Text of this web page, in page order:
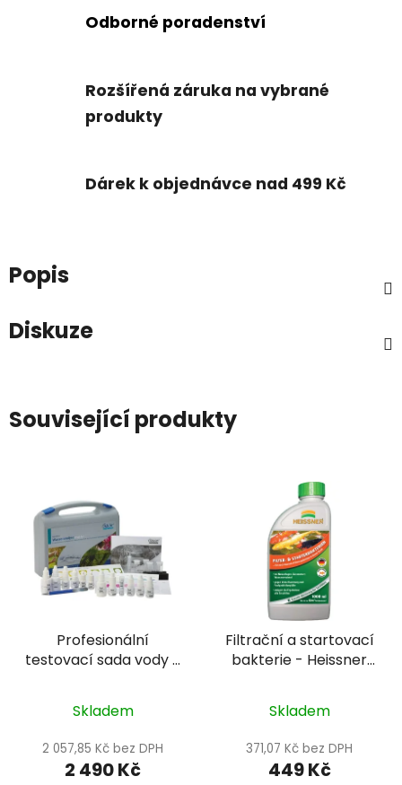
Odborné poradenství
Rozšířená záruka na vybrané
produkty
Dárek k objednávce nad 499 Kč
Popis
Diskuze
Související produkty
Profesionální
testovací sada vody -
Set
Skladem
2 057,85 Kč bez DPH
2 490 Kč
Filtrační a startovací
bakterie - Heissner
Skladem
371,07 Kč bez DPH
449 Kč